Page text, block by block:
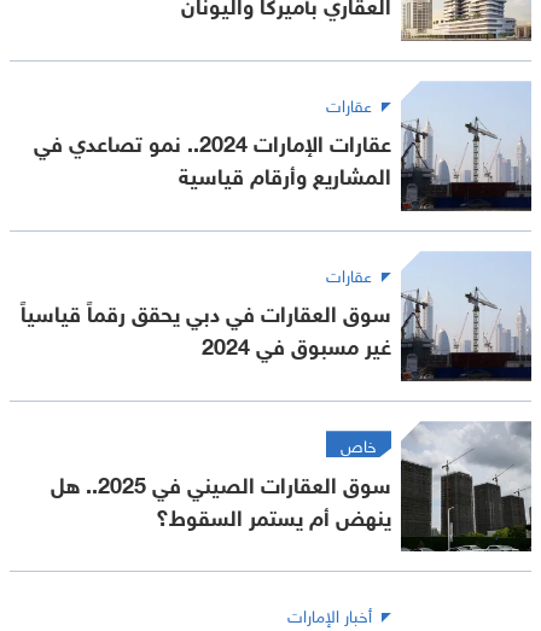
عقارات
عقارات الإمارات 2024.. نمو تصاعدي في
المشاريع وأرقام قياسية
عقارات
سوق العقارات في دبي يحقق رقماً قياسياً
غير مسبوق في 2024
خاص
سوق العقارات الصيني في 2025.. هل
ينهض أم يستمر السقوط؟
أخبار الإمارات